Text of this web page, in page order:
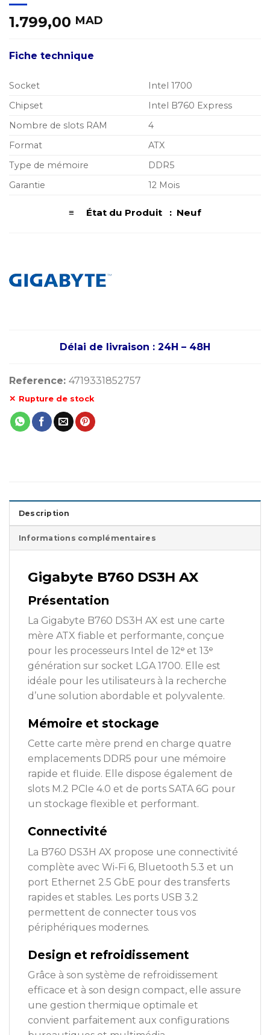
1.799,00 MAD
Fiche technique
Socket
Intel 1700
Chipset
Intel B760 Express
Nombre de slots RAM
4
Format
ATX
Type de mémoire
DDR5
Garantie
12 Mois
≡ État du Produit : Neuf
Délai de livraison : 24H – 48H
Reference: 4719331852757
Rupture de stock
Description
Informations complémentaires
Gigabyte B760 DS3H AX
Présentation
La Gigabyte B760 DS3H AX est une carte
mère ATX fiable et performante, conçue
pour les processeurs Intel de 12ᵉ et 13ᵉ
génération sur socket LGA 1700. Elle est
idéale pour les utilisateurs à la recherche
d’une solution abordable et polyvalente.
Mémoire et stockage
Cette carte mère prend en charge quatre
emplacements DDR5 pour une mémoire
rapide et fluide. Elle dispose également de
slots M.2 PCIe 4.0 et de ports SATA 6G pour
un stockage flexible et performant.
Connectivité
La B760 DS3H AX propose une connectivité
complète avec Wi-Fi 6, Bluetooth 5.3 et un
port Ethernet 2.5 GbE pour des transferts
rapides et stables. Les ports USB 3.2
permettent de connecter tous vos
périphériques modernes.
Design et refroidissement
Grâce à son système de refroidissement
efficace et à son design compact, elle assure
une gestion thermique optimale et
convient parfaitement aux configurations